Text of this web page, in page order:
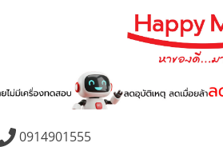
0914901555